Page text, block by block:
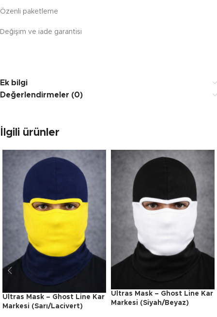
Özenli paketleme
Değişim ve iade garantisi
Ek bilgi
Değerlendirmeler (0)
İlgili ürünler
Ultras Mask – Ghost Line Kar
Markesi (Sarı/Lacivert)
Ultras Mask – Ghost Line Kar
Markesi (Siyah/Beyaz)